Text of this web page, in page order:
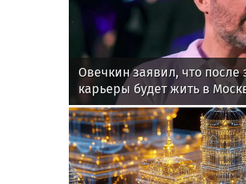
Овечкин заявил, что
карьеры будет жить в